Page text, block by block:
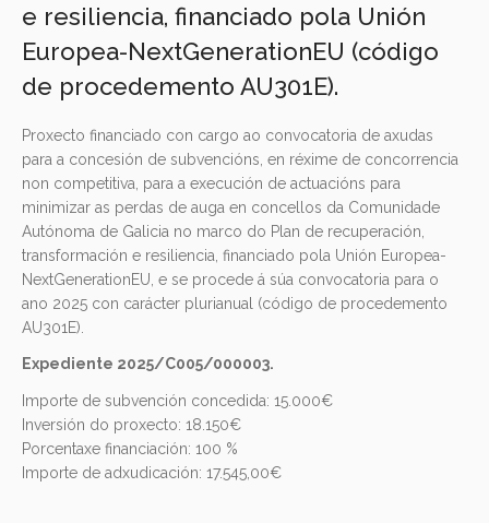
e resiliencia, financiado pola Unión
Europea-NextGenerationEU (código
de procedemento AU301E).
Proxecto financiado con cargo ao convocatoria de axudas
para a concesión de subvencións, en réxime de concorrencia
non competitiva, para a execución de actuacións para
minimizar as perdas de auga en concellos da Comunidade
Autónoma de Galicia no marco do Plan de recuperación,
transformación e resiliencia, financiado pola Unión Europea-
NextGenerationEU, e se procede á súa convocatoria para o
ano 2025 con carácter plurianual (código de procedemento
AU301E).
Expediente 2025/C005/000003.
Importe de subvención concedida: 15.000€
Inversión do proxecto: 18.150€
Porcentaxe financiación: 100 %
Importe de adxudicación: 17.545,00€